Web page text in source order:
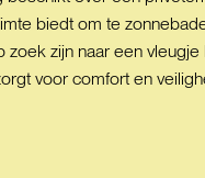
biedt om te
zijn naar een vleugje
voor comfort en